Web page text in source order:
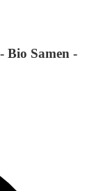
Bio Samen -